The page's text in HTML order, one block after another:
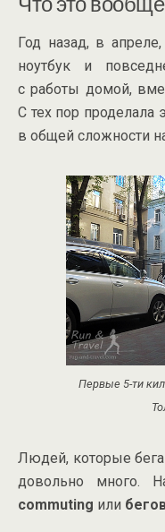
Год назад, в
ноутбук и
с работы домой,
С тех пор проделала
в общей сложности
Первые 5-ти
Людей, которые
довольно много.
commuting или